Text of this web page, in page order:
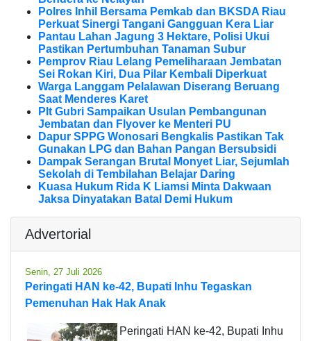
Polres Inhil Bersama Pemkab dan BKSDA Riau
Perkuat Sinergi Tangani Gangguan Kera Liar
Pantau Lahan Jagung 3 Hektare, Polisi Ukui
Pastikan Pertumbuhan Tanaman Subur
Pemprov Riau Lelang Pemeliharaan Jembatan
Sei Rokan Kiri, Dua Pilar Kembali Diperkuat
Warga Langgam Pelalawan Diserang Beruang
Saat Menderes Karet
Plt Gubri Sampaikan Usulan Pembangunan
Jembatan dan Flyover ke Menteri PU
Dapur SPPG Wonosari Bengkalis Pastikan Tak
Gunakan LPG dan Bahan Pangan Bersubsidi
Dampak Serangan Brutal Monyet Liar, Sejumlah
Sekolah di Tembilahan Belajar Daring
Kuasa Hukum Rida K Liamsi Minta Dakwaan
Jaksa Dinyatakan Batal Demi Hukum
Advertorial
Senin, 27 Juli 2026
Peringati HAN ke-42, Bupati Inhu Tegaskan
Pemenuhan Hak Hak Anak
Peringati HAN ke-42, Bupati Inhu